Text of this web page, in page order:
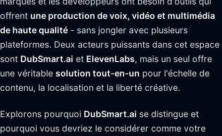
offrent une production de voix, vidéo et multimédia
de haute qualité - sans jongler avec plusieurs
plateformes. Deux acteurs puissants dans cet espace
sont DubSmart.ai et ElevenLabs, mais un seul offre
une véritable solution tout-en-un pour l'échelle de
contenu, la localisation et la liberté créative.
Explorons pourquoi DubSmart.ai se distingue et
pourquoi vous devriez le considérer comme votre